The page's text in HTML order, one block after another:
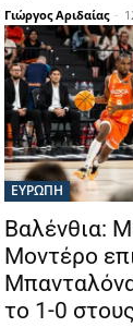
Γιώργος Αριδαίας -
ΕΥΡΩΠΗ
Βαλένθια:
Μοντέρο
το 1-0